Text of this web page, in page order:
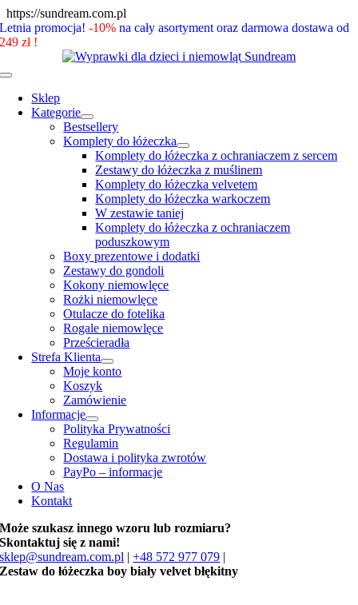
https://sundream.com.pl
to
Letnia promocja!-10% na cały asortyment oraz darmowa dostawa od
249 zł !
Toggle
Navigation
Sklep
Kategorie
Bestsellery
Komplety do łóżeczka
Komplety do łóżeczka z ochraniaczem z sercem
Zestawy do łóżeczka z muślinem
Komplety do łóżeczka velvetem
Komplety do łóżeczka warkoczem
W zestawie taniej
Komplety do łóżeczka z ochraniaczem
poduszkowym
Boxy prezentowe i dodatki
Zestawy do gondoli
Kokony niemowlęce
Rożki niemowlęce
Otulacze do fotelika
Rogale niemowlęce
Prześcieradła
Strefa Klienta
Moje konto
Koszyk
Zamówienie
Informacje
Polityka Prywatności
Regulamin
Dostawa i polityka zwrotów
PayPo – informacje
O Nas
Kontakt
Może szukasz innego wzoru lub rozmiaru?
Skontaktuj się z nami!
sklep@sundream.com.pl |+48 572 977 079 |
Zestaw do łóżeczka boy biały velvet błękitny